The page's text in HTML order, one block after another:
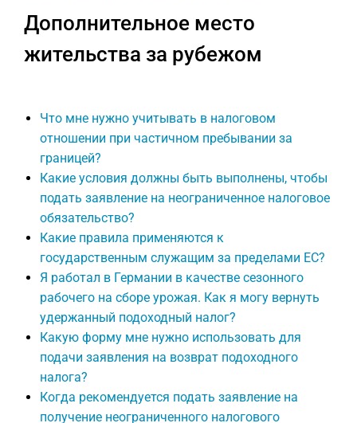
Дополнительное место
жительства за рубежом
Что мне нужно учитывать в налоговом
отношении при частичном пребывании за
границей?
Какие условия должны быть выполнены, чтобы
подать заявление на неограниченное налоговое
обязательство?
Какие правила применяются к
государственным служащим за пределами ЕС?
Я работал в Германии в качестве сезонного
рабочего на сборе урожая. Как я могу вернуть
удержанный подоходный налог?
Какую форму мне нужно использовать для
подачи заявления на возврат подоходного
налога?
Когда рекомендуется подать заявление на
получение неограниченного налогового